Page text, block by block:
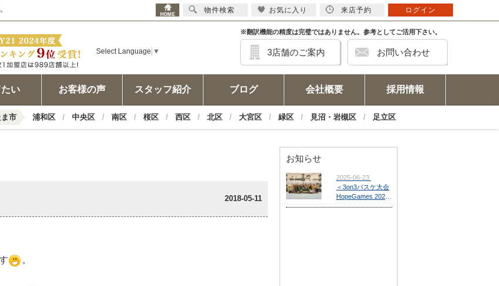
Select Language ▼
※翻訳機能の精度は完璧ではありません。参考としてご活用下さい。
3店舗のご案内 お問い合わせ
い お客様の声 スタッフ紹介 ブログ 会社概要 採用情報
市 浦和区 中央区 南区 桜区 西区 北区 大宮区 緑区 見沼・岩槻区 足立区
2018-05-11
。
お知らせ
物件検索 お気に入り 来店予約 ログイン